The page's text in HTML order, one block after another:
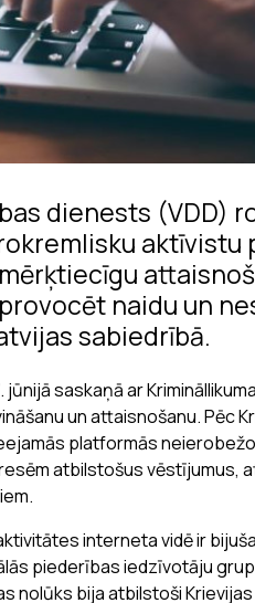
dienests (VDD)
aktīvistu
naidu un
sabiedrībā.
jūnijā saskaņā ar
un attaisnošanu. Pēc
platformās
atbilstošus vēstījumus,
interneta vidē ir
piederības iedzīvotāju
nolūks bija atbilstoši